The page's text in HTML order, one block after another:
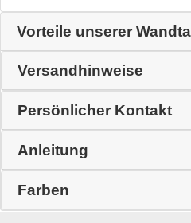
Vorteile unserer
Versandhinweise
Persönlicher Kontakt
Anleitung
Farben